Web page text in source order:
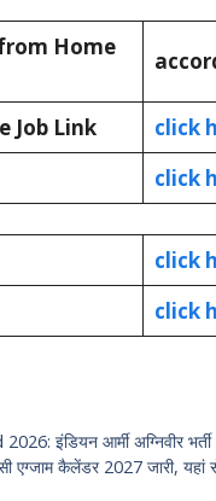
Home
Job Link
click
click
click
click
आर्मी अग्निवीर भर्ती
कैलेंडर 2027 जारी, यहां